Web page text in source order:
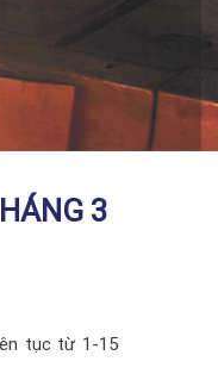
3
tục từ 1-15